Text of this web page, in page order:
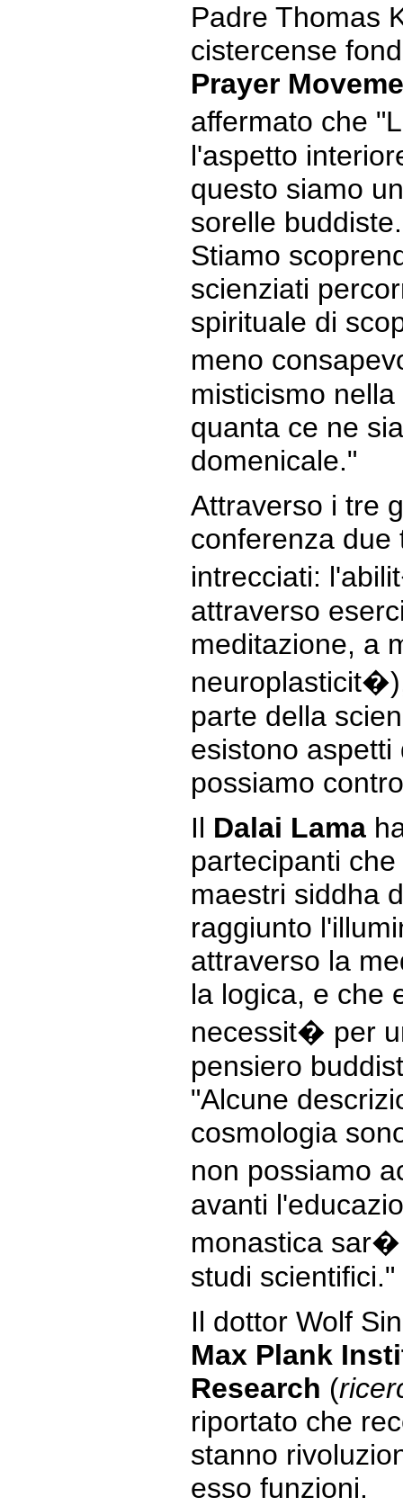
Padre Thomas
cistercense
Prayer
affermato che
l'aspetto
questo siamo
sorelle buddiste.
Stiamo
scienziati
spirituale di
meno
misticismo
quanta ce ne
domenicale."
Attraverso i tre
conferenza due
intrecciati:
attraverso
meditazione, a
parte della
esistono
possiamo
Il Dalai Lama
partecipanti
maestri siddha
raggiunto
attraverso la
la logica, e che
necessit� per
pensiero
"Alcune
cosmologia
non possiamo
avanti
monastica
studi scientifici."
Il dottor Wolf
Max Plank
Research (
riportato che
stanno
esso funzioni.